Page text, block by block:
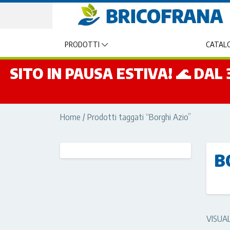
PRODOTTI
SITO IN PAUSA ESTIVA! 🌊 DAL
Home / Prodotti taggati “Borghi Azio”